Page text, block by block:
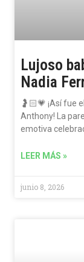
Lujoso
Nadia
🤰🏻💗 ¡Así fue
Anthony! La
emotiva
LEER MÁS »
junio 8, 2026